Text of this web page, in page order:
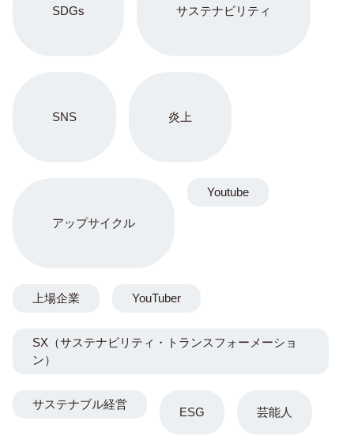
SDGs サステナビリティ
SNS 炎上
アップサイクル
ESG 芸能人
Youtube
上場企業 YouTuber
SX（サステナビリティ・トランスフォーメーショ
ン）
サステナブル経営